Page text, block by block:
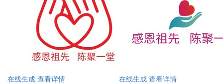
在线生成 查看详情
在线生成 查看详情